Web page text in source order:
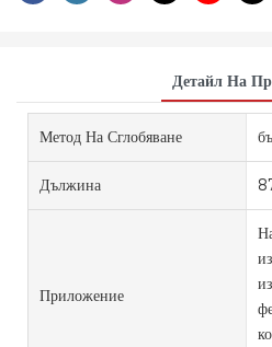
Детайл На
Метод На Сглобяване
Дължина
Приложение